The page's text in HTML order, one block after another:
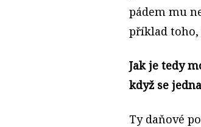
pádem mu
příklad toho,
Jak je tedy
když se
Ty daňové